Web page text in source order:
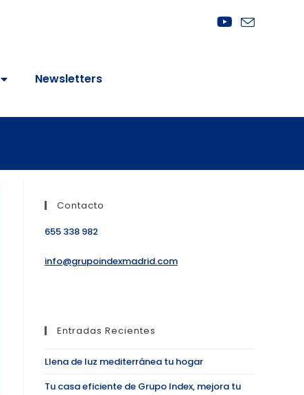
Newsletters
Contacto
655 338 982
info@grupoindexmadrid.com
Entradas Recientes
Llena de luz mediterránea tu hogar
Tu casa eficiente de Grupo Index, mejora tu